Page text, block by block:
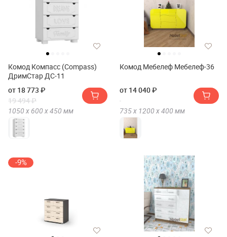
Комод Компасс (Compass)
ДримСтар ДС-11
от 18 773 ₽
19 494 ₽
1050 х 600 х450 мм
Комод Мебелеф Мебелеф-36
от 14 040 ₽
735 х 1200 х400 мм
-9%